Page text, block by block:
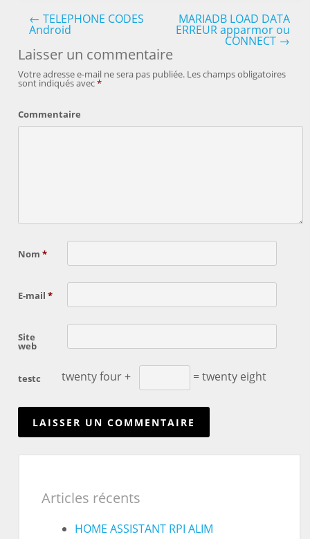
Post navigation
← TELEPHONE CODES
Android
MARIADB LOAD DATA
ERREUR apparmor ou
CONNECT →
Laisser un commentaire
Votre adresse e-mail ne sera pas publiée. Les champs obligatoires
sont indiqués avec*
Commentaire
Nom*
E-mail*
Site
web
testc twenty four + = twenty eight
Articles récents
HOME ASSISTANT RPI ALIM